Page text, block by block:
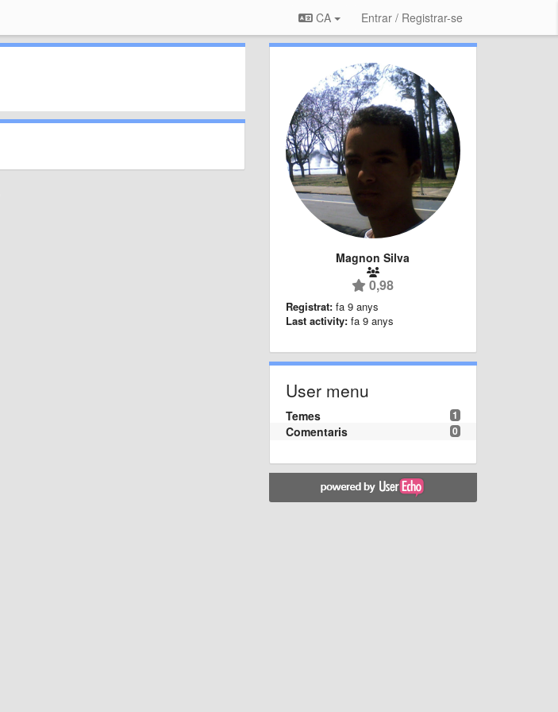
CA Entrar / Registrar-se
Magnon Silva
0,98
Registrat: fa 9 anys
Last activity: fa 9 anys
User menu
1
Temes
0
Comentaris